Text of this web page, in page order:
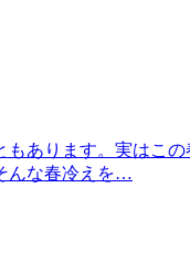
あります。実はこ
んな春冷えを…